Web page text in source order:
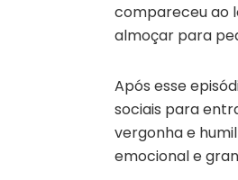
compareceu ao
almoçar para
Após esse
sociais para
vergonha e
emocional e